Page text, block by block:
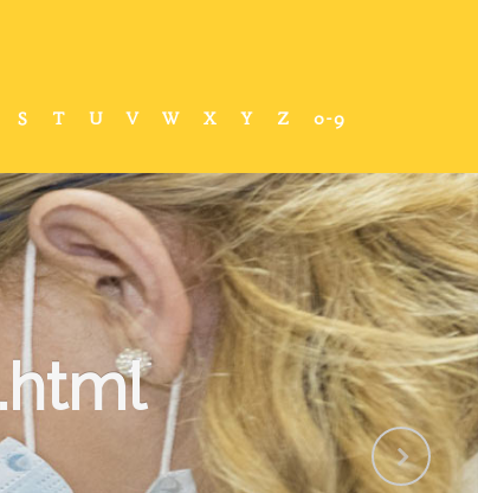
S T U V W X Y Z 0-9